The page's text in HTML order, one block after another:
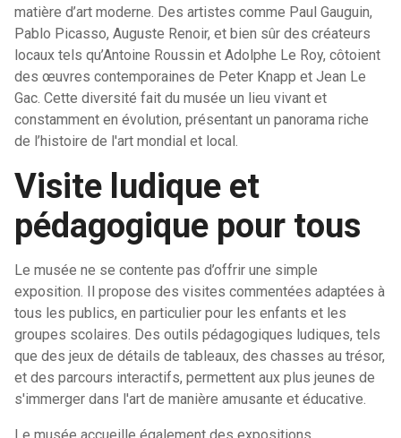
matière d’art moderne. Des artistes comme Paul Gauguin,
Pablo Picasso, Auguste Renoir, et bien sûr des créateurs
locaux tels qu’Antoine Roussin et Adolphe Le Roy, côtoient
des œuvres contemporaines de Peter Knapp et Jean Le
Gac. Cette diversité fait du musée un lieu vivant et
constamment en évolution, présentant un panorama riche
de l’histoire de l'art mondial et local.
Visite ludique et
pédagogique pour tous
Le musée ne se contente pas d’offrir une simple
exposition. Il propose des visites commentées adaptées à
tous les publics, en particulier pour les enfants et les
groupes scolaires. Des outils pédagogiques ludiques, tels
que des jeux de détails de tableaux, des chasses au trésor,
et des parcours interactifs, permettent aux plus jeunes de
s'immerger dans l'art de manière amusante et éducative.